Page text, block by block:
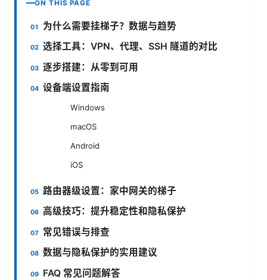
ON THIS PAGE
为什么需要挂梯子？数据与趋势
选择工具：VPN、代理、SSH 隧道的对比
逐步搭建：从零到可用
设备端设置指南
Windows
macOS
Android
iOS
路由器级设置：家中网关的梯子
高级技巧：提升稳定性和隐私保护
常见错误与排查
数据与隐私保护的实用建议
FAQ 常见问题解答